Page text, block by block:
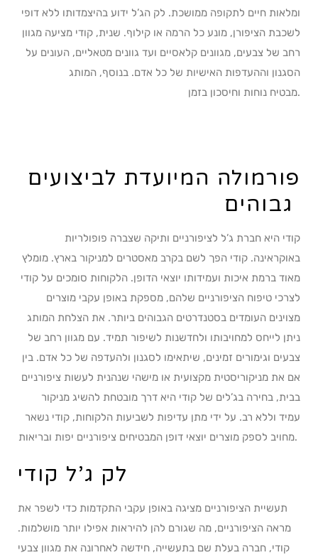
ומלאות חיים לתקופה ממושכת. לק הג’ל ידוע בהיצמדותו ללא דופי
לשכבת הציפורן, מונע כל הרמה או קילוף. שנית, קודי מציעה מגוון
רחב של צבעים, מגוונים קלאסיים ועד גוונים מטאליים, העונים על
הסגנון וההעדפות האישיות של כל אדם. בנוסף, המותג
מבטיח נוחות וחיסכון בזמן.
פורמולה המיועדת לביצועים
קודי היא חברת ג’ל לציפורניים ותיקה שצברה פופולריות
באוקראינה. קודי הפך לשם בקרב מאסטרים למניקור בארץ. מומלץ
מאוד ברמת איכות ועמידותו יוצאי הדופן. הלקוחות סומכים על קודי
לצרכי טיפוח הציפורניים שלהם, מספקת באופן עקבי מוצרים
מצוינים העומדים בסטנדרטים הגבוהים ביותר. את הצלחת המותג
ניתן לייחס למחויבותו ולחדשנות לשיפור תמיד. עם מגוון רחב של
צבעים וגימורים זמינים, שיתאימו לסגנון ולהעדפה של כל אדם. בין
אם את מניקוריסטית מקצועית או מישהי שנהנית לעשות ציפורניים
בבית, בחירה בג’לים של קודי היא דרך מובטחת להשיג מניקור
עמיד וללא רב. על ידי מתן עדיפות לשביעות הלקוחות, קודי נשאר
מחויב לספק מוצרים יוצאי דופן המבטיחים ציפורניים יפות ובריאות.
לק ג’ל קודי
תעשיית הציפורניים מציגה באופן עקבי התקדמות כדי לשפר את
מראה הציפורניים, מה שגורם להן להיראות אפילו יותר מושלמות.
קודי, חברה בעלת שם בתעשייה, חידשה לאחרונה את מגוון צבעי